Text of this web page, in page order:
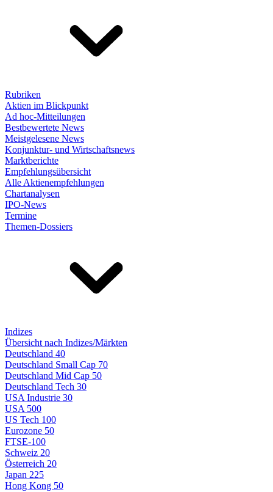
Rubriken
Aktien im Blickpunkt
Ad hoc-Mitteilungen
Bestbewertete News
Meistgelesene News
Konjunktur- und Wirtschaftsnews
Marktberichte
Empfehlungsübersicht
Alle Aktienempfehlungen
Chartanalysen
IPO-News
Termine
Themen-Dossiers
Indizes
Übersicht nach Indizes/Märkten
Deutschland 40
Deutschland Small Cap 70
Deutschland Mid Cap 50
Deutschland Tech 30
USA Industrie 30
USA 500
US Tech 100
Eurozone 50
FTSE-100
Schweiz 20
Österreich 20
Japan 225
Hong Kong 50